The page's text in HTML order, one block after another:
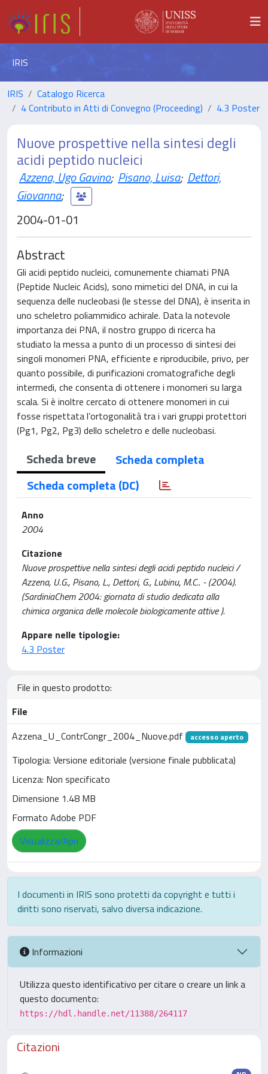
IRIS
IRIS
Catalogo Ricerca
4 Contributo in Atti di Convegno (Proceeding)
4.3 Poster
Nuove prospettive nella sintesi degli
acidi peptido nucleici
Azzena, Ugo Gavino; Pisano, Luisa; Dettori,
Giovanna;
2004-01-01
Abstract
Gli acidi peptido nucleici, comunemente chiamati PNA
(Peptide Nucleic Acids), sono mimetici del DNA, in cui la
sequenza delle nucleobasi (le stesse del DNA), è inserita in
uno scheletro poliammidico achirale. Data la notevole
importanza dei PNA, il nostro gruppo di ricerca ha
studiato la messa a punto di un processo di sintesi dei
singoli monomeri PNA, efficiente e riproducibile, privo, per
quanto possibile, di purificazioni cromatografiche degli
intermedi, che consenta di ottenere i monomeri su larga
scala. Si è inoltre cercato di ottenere monomeri in cui
fosse rispettata l’ortogonalità tra i vari gruppi protettori
(Pg1, Pg2, Pg3) dello scheletro e delle nucleobasi.
Scheda breve
Scheda completa
Scheda completa (DC)
Anno
2004
Citazione
Nuove prospettive nella sintesi degli acidi peptido nucleici /
Azzena, U.G., Pisano, L., Dettori, G., Lubinu, M.C.. - (2004).
(SardiniaChem 2004: giornata di studio dedicata alla
chimica organica delle molecole biologicamente attive ).
Appare nelle tipologie:
4.3 Poster
File in questo prodotto:
File
Azzena_U_ContrCongr_2004_Nuove.pdf
accesso aperto
Tipologia: Versione editoriale (versione finale pubblicata)
Licenza: Non specificato
Dimensione 1.48 MB
Formato Adobe PDF
Visualizza/Apri
I documenti in IRIS sono protetti da copyright e tutti i
diritti sono riservati, salvo diversa indicazione.
Informazioni
Utilizza questo identificativo per citare o creare un link a
questo documento:
https://hdl.handle.net/11388/264117
Citazioni